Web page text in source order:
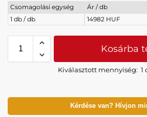
Csomagolási egység
Ár / db
1 db / db
14982 HUF
Kosárba
Kiválasztott mennyiség: 1
Kérdése van? Hívjon